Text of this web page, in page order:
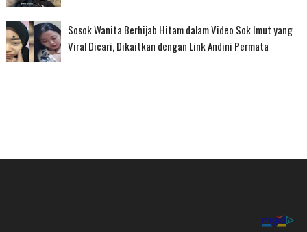
Sosok Wanita Berhijab Hitam dalam Video Sok Imut yang
Viral Dicari, Dikaitkan dengan Link Andini Permata